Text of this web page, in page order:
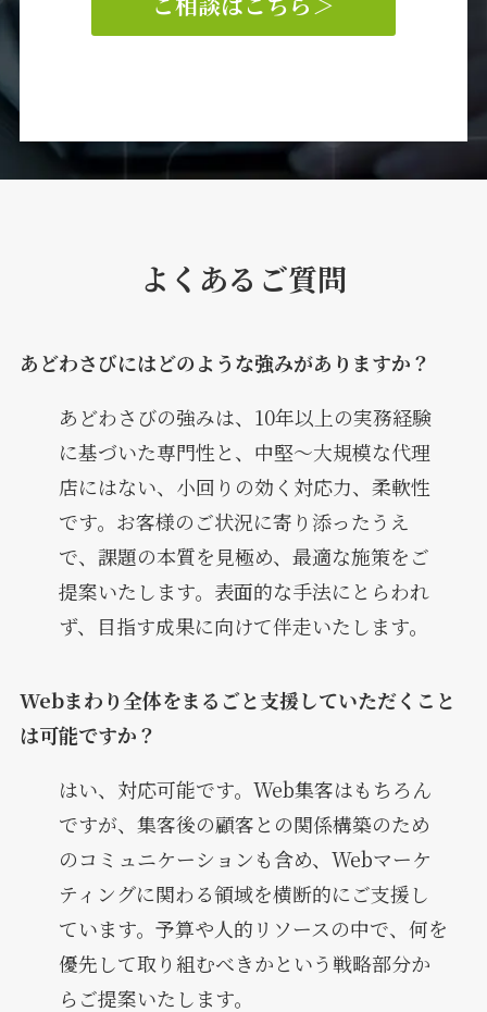
よくあるご質問
あどわさびにはどのような強みがありますか？
あどわさびの強みは、10年以上の実務経験
に基づいた専門性と、中堅～大規模な代理
店にはない、小回りの効く対応力、柔軟性
です。お客様のご状況に寄り添ったうえ
で、課題の本質を見極め、最適な施策をご
提案いたします。表面的な手法にとらわれ
ず、目指す成果に向けて伴走いたします。
Webまわり全体をまるごと支援していただくこと
は可能ですか？
はい、対応可能です。Web集客はもちろん
ですが、集客後の顧客との関係構築のため
のコミュニケーションも含め、Webマーケ
ティングに関わる領域を横断的にご支援し
ています。予算や人的リソースの中で、何を
優先して取り組むべきかという戦略部分か
らご提案いたします。